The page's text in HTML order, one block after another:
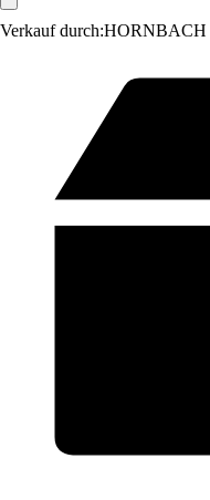
Verkauf durch:HORNBACH